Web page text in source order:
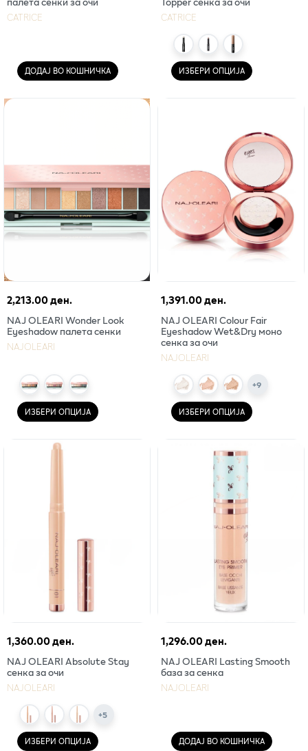
CATRICE
ДОДАЈ ВО КОШНИЧКА
CATRICE
ИЗБЕРИ ОПЦИЈА
2,213.00 ден.
NAJ OLEARI Wonder Look
Eyeshadow палета сенки
NAJOLEARI
ИЗБЕРИ ОПЦИЈА
1,391.00 ден.
NAJ OLEARI Colour Fair
Eyeshadow Wet&Dry моно
сенка за очи
NAJOLEARI
+9
ИЗБЕРИ ОПЦИЈА
1,360.00 ден.
NAJ OLEARI Absolute Stay
сенка за очи
NAJOLEARI
+5
ИЗБЕРИ ОПЦИЈА
1,296.00 ден.
NAJ OLEARI Lasting Smooth
база за сенка
NAJOLEARI
ДОДАЈ ВО КОШНИЧКА